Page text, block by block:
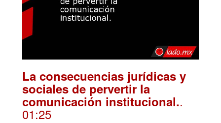
La consecuencias jurídicas y
sociales de pervertir la
comunicación institucional..
01:25